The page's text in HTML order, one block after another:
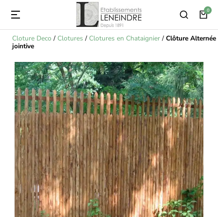
Cloture Deco / Clotures / Clotures en Chataignier/ Clôture Alternée
jointive